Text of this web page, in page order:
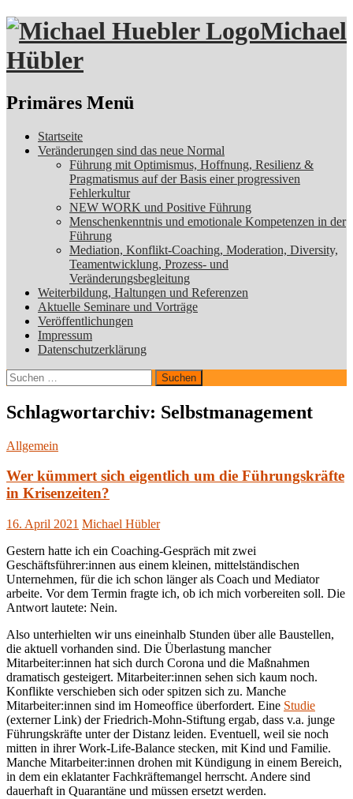
Michael
Hübler
Suchen
Primäres Menü
Zum
Inhalt
Startseite
Veränderungen sind das neue Normal
Führung mit Optimismus, Hoffnung, Resilienz &
Pragmatismus auf der Basis einer progressiven
Fehlerkultur
NEW WORK und Positive Führung
Menschenkenntnis und emotionale Kompetenzen in der
Führung
Mediation, Konflikt-Coaching, Moderation, Diversity,
Teamentwicklung, Prozess- und
Veränderungsbegleitung
Weiterbildung, Haltungen und Referenzen
Aktuelle Seminare und Vorträge
Veröffentlichungen
Impressum
Datenschutzerklärung
Suchen
nach:
Schlagwortarchiv: Selbstmanagement
Allgemein
Wer kümmert sich eigentlich um die Führungskräfte
in Krisenzeiten?
16. April 2021 Michael Hübler
Gestern hatte ich ein Coaching-Gespräch mit zwei
Geschäftsführer:innen aus einem kleinen, mittelständischen
Unternehmen, für die ich schon länger als Coach und Mediator
arbeite. Vor dem Termin fragte ich, ob ich mich vorbereiten soll. Die
Antwort lautete: Nein.
Also unterhielten wir uns eineinhalb Stunden über alle Baustellen,
die aktuell vorhanden sind. Die Überlastung mancher
Mitarbeiter:innen hat sich durch Corona und die Maßnahmen
dramatisch gesteigert. Mitarbeiter:innen sehen sich kaum noch.
Konflikte verschieben sich oder spitzen sich zu. Manche
Mitarbeiter:innen sind im Homeoffice überfordert. Eine Studie
(externer Link) der Friedrich-Mohn-Stiftung ergab, dass v.a. junge
Führungskräfte unter der Distanz leiden. Eventuell, weil sie noch
mitten in ihrer Work-Life-Balance stecken, mit Kind und Familie.
Manche Mitarbeiter:innen drohen mit Kündigung in einem Bereich,
in dem ein eklatanter Fachkräftemangel herrscht. Andere sind
dauerhaft in Quarantäne und müssen ersetzt werden.